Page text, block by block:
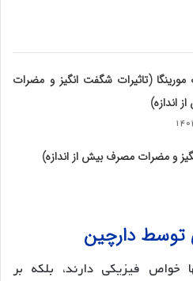
(تاثیرات شگفت انگیز و مضرات
اندازه)
۱۰
و مضرات مصرف بیش از اندازه)
توسط دارچین
خواص فیزیکی دارند، بلکه بر